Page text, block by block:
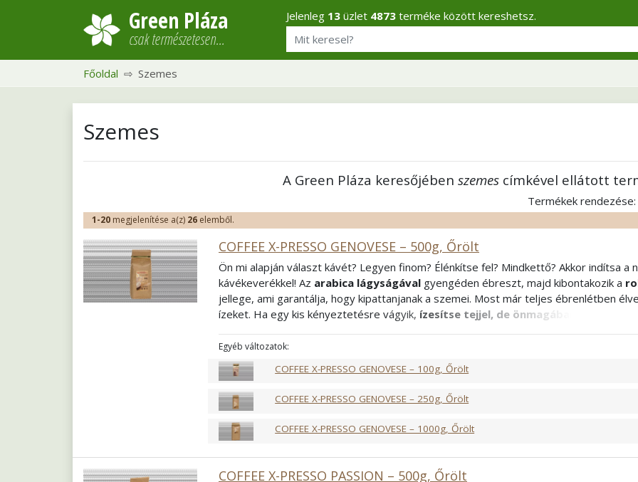
Green Pláza
csak természetesen…
Jelenleg 13 üzlet 4873 terméke között kereshetsz.
Főoldal Szemes
Szemes
A Green Pláza keresőjében szemescímkével ellátott
Termékek rendezése:
1-20 megjelenítése a(z) 26 elemből.
COFFEE X-PRESSO GENOVESE – 500g, Őrölt
Ön mi alapján választ kávét? Legyen finom? Élénkítse fel? Mindkettő? Akkor indítsa a
kávékeverékkel! Az arabica lágyságával gyengéden ébreszt, majd kibontakozik a
jellege, ami garantálja, hogy kipattanjanak a szemei. Most már teljes ébrenlétben
ízeket. Ha egy kis kényeztetésre vágyik, ízesítse tejjel, de önmagában fogyasztva
egyedül, akár kollégáival és barátaival együtt. Az ázsiai és dél-amerikai
keverékünk mindenki számára kellemes élményt nyújt.
Összetétel60% Arabica, 40% Robusta
Pörkölés
Közép francia
Őrlés
Egyéb változatok:
COFFEE X-PRESSO GENOVESE – 100g, Őrölt
COFFEE X-PRESSO GENOVESE – 250g, Őrölt
COFFEE X-PRESSO GENOVESE – 1000g, Őrölt
COFFEE X-PRESSO PASSION – 500g, Őrölt